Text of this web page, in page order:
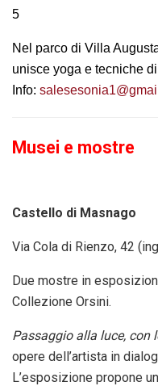
5
Nel parco di Villa
unisce yoga e tecniche
Info:
Musei e mostre
Castello di Masnago
Via Cola di Rienzo, 42
Due mostre in
Collezione Orsini.
Passaggio alla luce, con
opere dell’artista in
L’esposizione propone